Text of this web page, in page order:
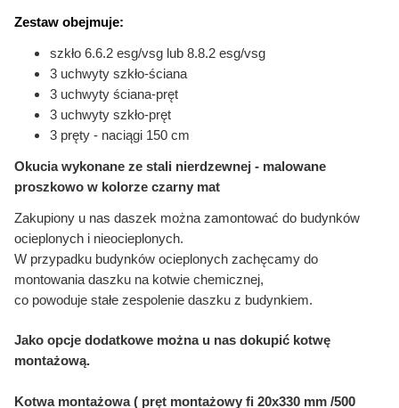
Zestaw obejmuje:
szkło 6.6.2 esg/vsg lub 8.8.2 esg/vsg
3 uchwyty szkło-ściana
3 uchwyty ściana-pręt
3 uchwyty szkło-pręt
3 pręty - naciągi 150 cm
Okucia wykonane ze stali nierdzewnej - malowane
proszkowo w kolorze czarny mat
Zakupiony u nas daszek można zamontować do budynków
ocieplonych i nieocieplonych.
W przypadku budynków ocieplonych zachęcamy do
montowania daszku na kotwie chemicznej,
co powoduje stałe zespolenie daszku z budynkiem.
Jako opcje dodatkowe można u nas dokupić kotwę
montażową.
Kotwa montażowa ( pręt montażowy fi 20x330 mm /500